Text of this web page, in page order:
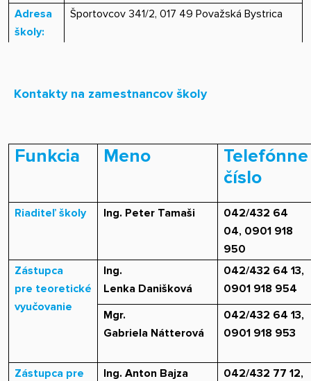
Adresa
školy:
Športovcov 341/2, 017 49 Považská Bystrica
Kontakty na zamestnancov školy
Funkcia Meno
Telefónne
číslo
Riaditeľ školy Ing. Peter Tamaši
042/432 64
04, 0901 918
950
Zástupca
pre teoretické
vyučovanie
Ing.
Lenka Danišková
042/432 64 13,
0901 918 954
Mgr.
Gabriela Nátterová
042/432 64 13,
0901 918 953
Zástupca pre
Ing. Anton Bajza 042/432 77 12,